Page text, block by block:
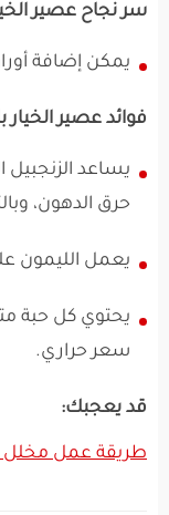
سر نجاح عصير
يمكن إضافة
فوائد عصير الخيار
يساعد
حرق الدهون،
يعمل الليمون
سعر حراري.
قد يعجبك:
طريقة عمل مخلل